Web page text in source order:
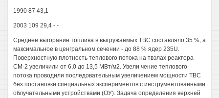
1990 87 43,1 - -
2003 109 29,4 - -
Среднее выгорание топлива в выгружаемых TBC составляло 35 %, а
максимальное в ценгральном сечении - до 88 % ядер 235U.
Поверхностную плотность теплового потока на твэлах реактора
СМ-2 увеличили от 6,0 до 13,5 МВт/м2. Увели чение теплового
потока проводили последовательным увеличением мощности TBC
без постановки специальных экспериментов с инструментованными
облучательными устройствами (ОУ). Задача определения верхней